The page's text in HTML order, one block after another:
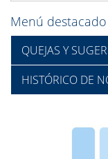
Menú destacado
QUEJAS Y
HISTÓRICO DE